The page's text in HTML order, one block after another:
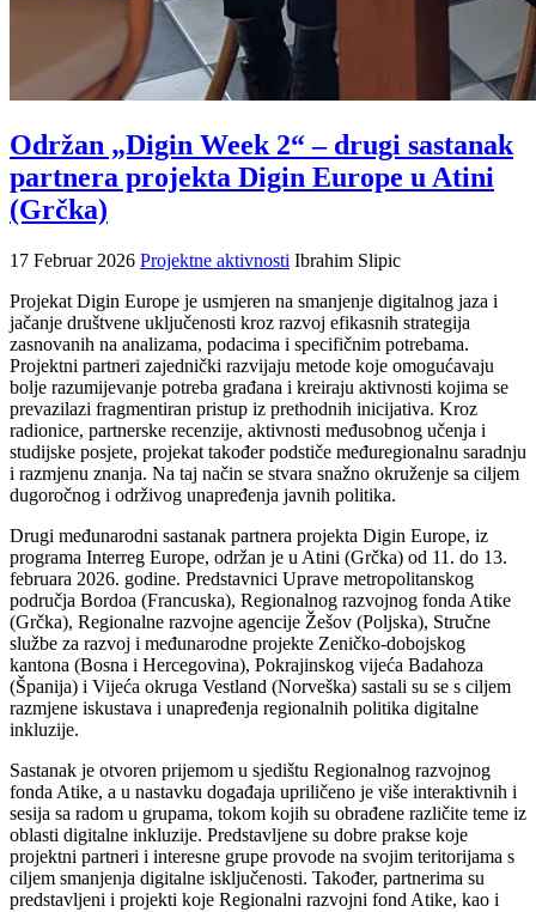
Održan „Digin Week 2“ – drugi sastanak
partnera projekta Digin Europe u Atini
(Grčka)
17 Februar 2026 Projektne aktivnosti Ibrahim Slipic
Projekat Digin Europe je usmjeren na smanjenje digitalnog jaza i
jačanje društvene uključenosti kroz razvoj efikasnih strategija
zasnovanih na analizama, podacima i specifičnim potrebama.
Projektni partneri zajednički razvijaju metode koje omogućavaju
bolje razumijevanje potreba građana i kreiraju aktivnosti kojima se
prevazilazi fragmentiran pristup iz prethodnih inicijativa. Kroz
radionice, partnerske recenzije, aktivnosti međusobnog učenja i
studijske posjete, projekat također podstiče međuregionalnu saradnju
i razmjenu znanja. Na taj način se stvara snažno okruženje sa ciljem
dugoročnog i održivog unapređenja javnih politika.
Drugi međunarodni sastanak partnera projekta Digin Europe, iz
programa Interreg Europe, održan je u Atini (Grčka) od 11. do 13.
februara 2026. godine. Predstavnici Uprave metropolitanskog
područja Bordoa (Francuska), Regionalnog razvojnog fonda Atike
(Grčka), Regionalne razvojne agencije Žešov (Poljska), Stručne
službe za razvoj i međunarodne projekte Zeničko-dobojskog
kantona (Bosna i Hercegovina), Pokrajinskog vijeća Badahoza
(Španija) i Vijeća okruga Vestland (Norveška) sastali su se s ciljem
razmjene iskustava i unapređenja regionalnih politika digitalne
inkluzije.
Sastanak je otvoren prijemom u sjedištu Regionalnog razvojnog
fonda Atike, a u nastavku događaja upriličeno je više interaktivnih i
sesija sa radom u grupama, tokom kojih su obrađene različite teme iz
oblasti digitalne inkluzije. Predstavljene su dobre prakse koje
projektni partneri i interesne grupe provode na svojim teritorijama s
ciljem smanjenja digitalne isključenosti. Također, partnerima su
predstavljeni i projekti koje Regionalni razvojni fond Atike, kao i